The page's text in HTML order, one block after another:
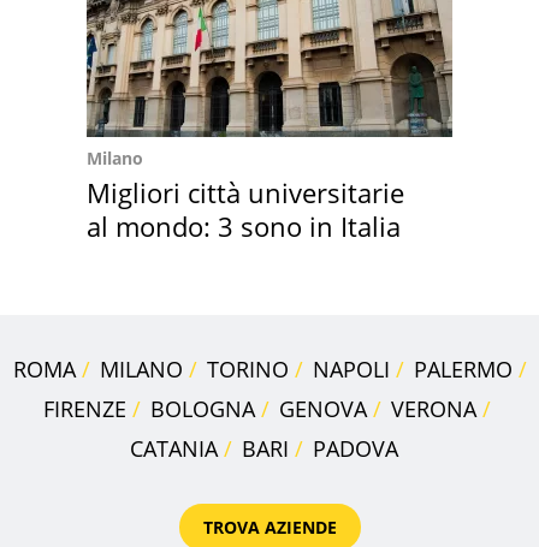
Milano
Migliori città universitarie
al mondo: 3 sono in Italia
ROMA MILANO TORINO NAPOLI
PALERMO
FIRENZE
BOLOGNA GENOVA
VERONA
CATANIA
BARI PADOVA
TROVA AZIENDE